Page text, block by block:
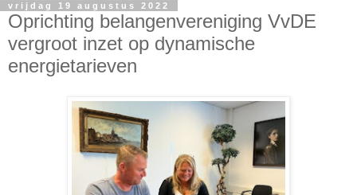
vrijdag 19 augustus 2022
Oprichting belangenvereniging VvDE
vergroot inzet op dynamische
energietarieven